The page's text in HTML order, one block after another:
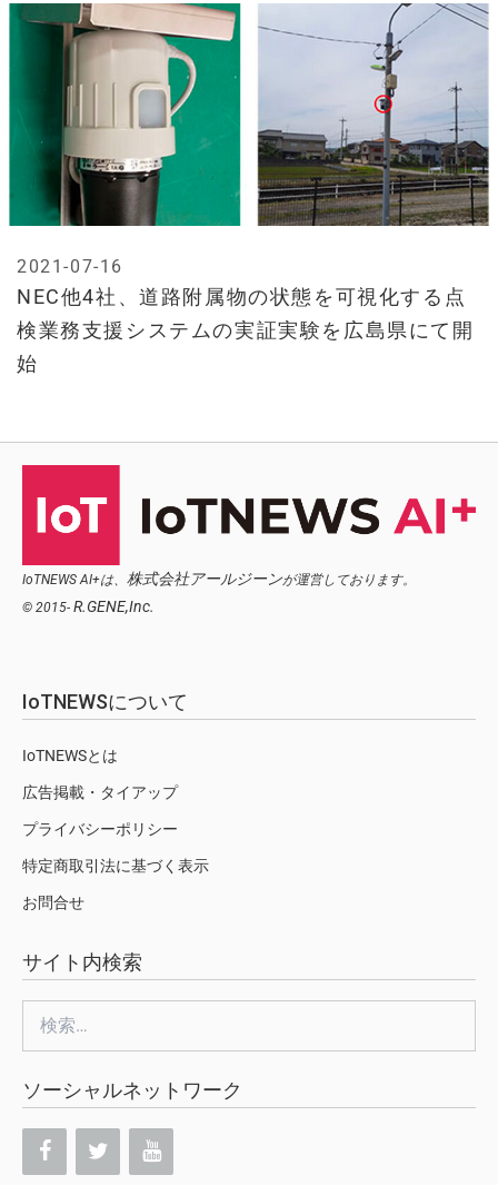
NEC他4社、道路附属物の状態を可視化する点
検業務支援システムの実証実験を広島県にて開
始
2021-07-16
IoTNEWS AI+は、 株式会社アールジーンが運営しております。
© 2015- R.GENE,Inc.
IoTNEWSについて
IoTNEWSとは
広告掲載・タイアップ
プライバシーポリシー
特定商取引法に基づく表示
お問合せ
サイト内検索
索:
ソーシャルネットワーク